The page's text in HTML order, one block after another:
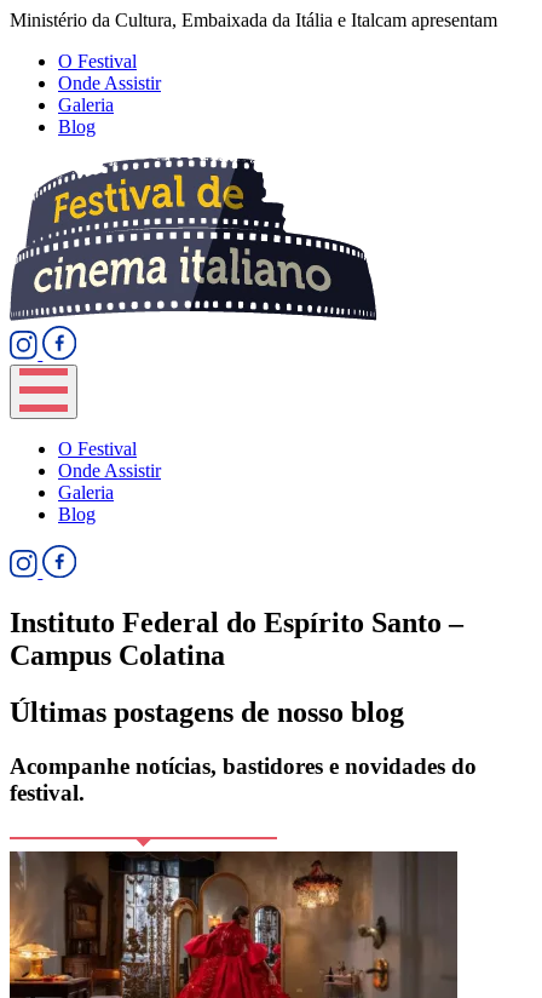
Ministério da Cultura, Embaixada da Itália e Italcam apresentam
O Festival
Onde Assistir
Galeria
Blog
O Festival
Onde Assistir
Galeria
Blog
Instituto Federal do Espírito Santo –
Campus Colatina
Últimas postagens de nosso blog
Acompanhe notícias, bastidores e novidades do
festival.